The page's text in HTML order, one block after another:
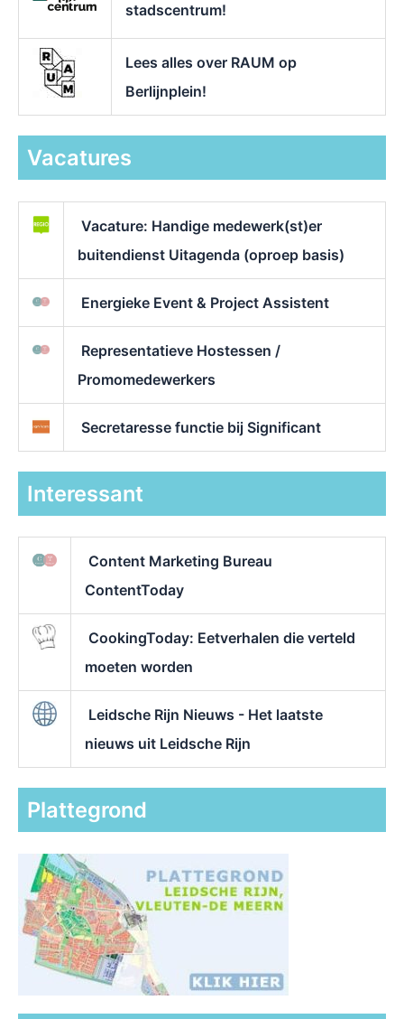
stadscentrum!
Lees alles over RAUM op
Berlijnplein!
Vacatures
Vacature: Handige medewerk(st)er
buitendienst Uitagenda (oproep basis)
Energieke Event & Project Assistent
Representatieve Hostessen /
Promomedewerkers
Secretaresse functie bij Significant
Interessant
Content Marketing Bureau
ContentToday
CookingToday: Eetverhalen die verteld
moeten worden
Leidsche Rijn Nieuws - Het laatste
nieuws uit Leidsche Rijn
Plattegrond